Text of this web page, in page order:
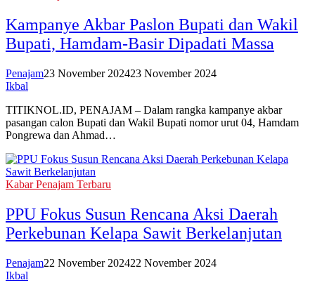
Kampanye Akbar Paslon Bupati dan Wakil
Bupati, Hamdam-Basir Dipadati Massa
Penajam23 November 202423 November 2024
Ikbal
TITIKNOL.ID, PENAJAM – Dalam rangka kampanye akbar
pasangan calon Bupati dan Wakil Bupati nomor urut 04, Hamdam
Pongrewa dan Ahmad…
Kabar Penajam Terbaru
PPU Fokus Susun Rencana Aksi Daerah
Perkebunan Kelapa Sawit Berkelanjutan
Penajam22 November 202422 November 2024
Ikbal